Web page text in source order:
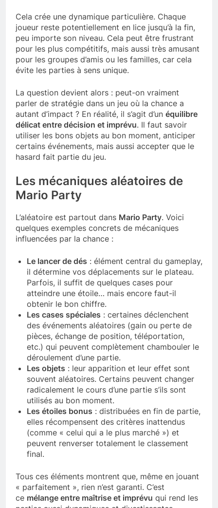
Cela crée une dynamique particulière. Chaque
joueur reste potentiellement en lice jusqu’à la fin,
peu importe son niveau. Cela peut être frustrant
pour les plus compétitifs, mais aussi très amusant
pour les groupes d’amis ou les familles, car cela
évite les parties à sens unique.
La question devient alors : peut-on vraiment
parler de stratégie dans un jeu où la chance a
autant d’impact ? En réalité, il s’agit d’un équilibre
délicat entre décision et imprévu. Il faut savoir
utiliser les bons objets au bon moment, anticiper
certains événements, mais aussi accepter que le
hasard fait partie du jeu.
Les mécaniques aléatoires de
Mario Party
L’aléatoire est partout dans Mario Party. Voici
quelques exemples concrets de mécaniques
influencées par la chance :
Le lancer de dés : élément central du gameplay,
il détermine vos déplacements sur le plateau.
Parfois, il suffit de quelques cases pour
atteindre une étoile… mais encore faut-il
obtenir le bon chiffre.
Les cases spéciales : certaines déclenchent
des événements aléatoires (gain ou perte de
pièces, échange de position, téléportation,
etc.) qui peuvent complètement chambouler le
déroulement d’une partie.
Les objets : leur apparition et leur effet sont
souvent aléatoires. Certains peuvent changer
radicalement le cours d’une partie s’ils sont
utilisés au bon moment.
Les étoiles bonus : distribuées en fin de partie,
elles récompensent des critères inattendus
(comme « celui qui a le plus marché ») et
peuvent renverser totalement le classement
final.
Tous ces éléments montrent que, même en jouant
« parfaitement », rien n’est garanti. C’est
ce mélange entre maîtrise et imprévu qui rend les